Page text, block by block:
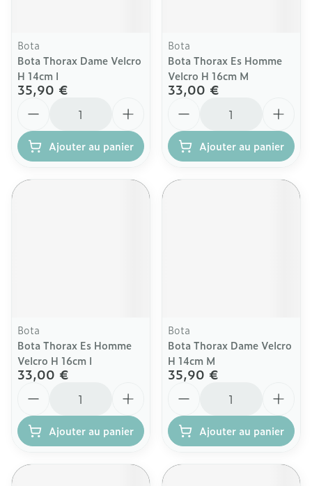
Bota
Bota Thorax Dame Velcro
H 14cm l
35,90 €
Ajouter au panier
Bota
Bota Thorax Es Homme
Velcro H 16cm M
33,00 €
Ajouter au panier
Bota
Bota Thorax Es Homme
Velcro H 16cm l
33,00 €
Ajouter au panier
Bota
Bota Thorax Dame Velcro
H 14cm M
35,90 €
Ajouter au panier